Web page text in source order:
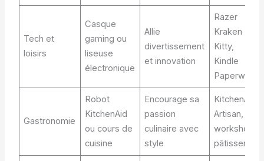
Tech et
loisirs
Casque
gaming ou
liseuse
électronique
Allie
divertissement
et innovation
Razer
Kraken
Kitty,
Kindle
Paperwhite
Gastronomie
Robot
KitchenAid
ou cours de
cuisine
Encourage sa
passion
culinaire avec
style
KitchenAid
Artisan,
workshop
pâtisserie